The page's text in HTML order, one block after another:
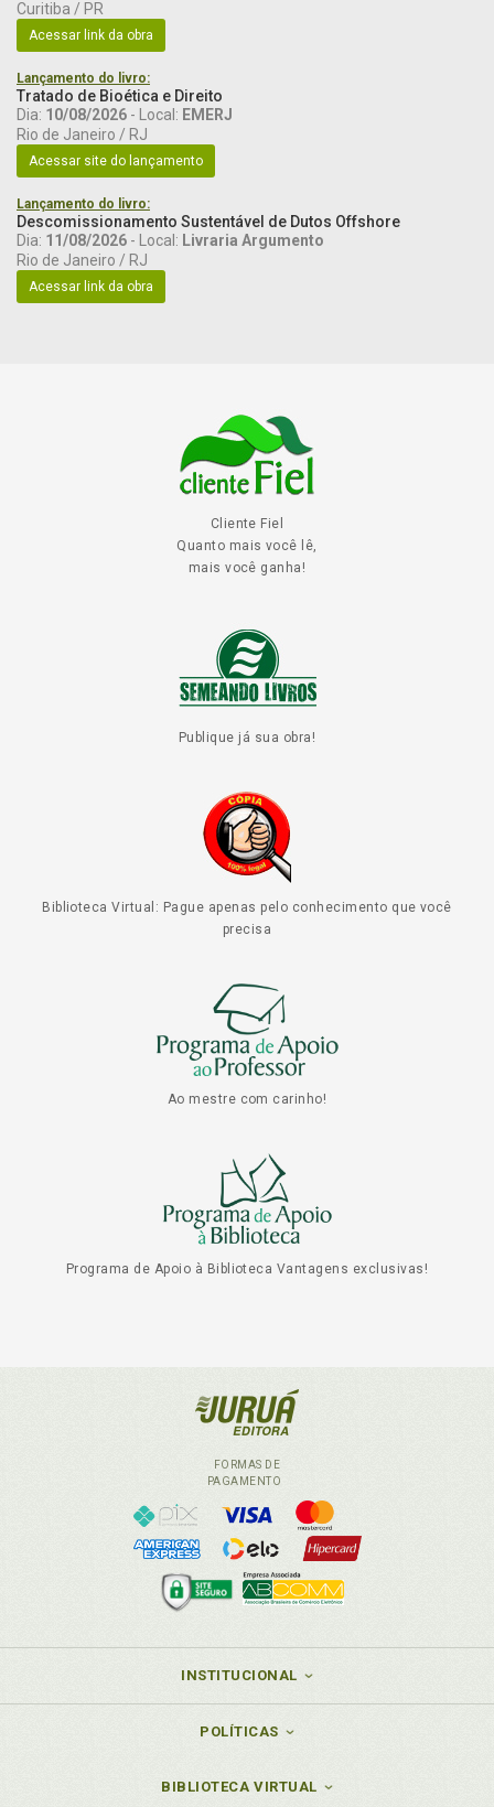
Curitiba / PR
Acessar link da obra
Lançamento do livro:
Tratado de Bioética e Direito
Dia: 10/08/2026 - Local: EMERJ
Rio de Janeiro / RJ
Acessar site do lançamento
Lançamento do livro:
Descomissionamento Sustentável de Dutos Offshore
Dia: 11/08/2026 - Local: Livraria Argumento
Rio de Janeiro / RJ
Acessar link da obra
Cliente Fiel
Quanto mais você lê,
mais você ganha!
Publique já sua obra!
Biblioteca Virtual: Pague apenas pelo conhecimento que você
precisa
Ao mestre com carinho!
Programa de Apoio à Biblioteca Vantagens exclusivas!
FORMAS DE
PAGAMENTO
INSTITUCIONAL
POLÍTICAS
BIBLIOTECA VIRTUAL